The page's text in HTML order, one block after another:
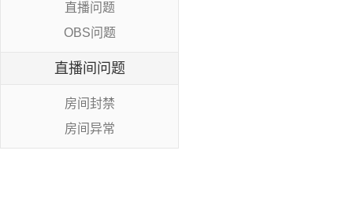
直播问题
OBS问题
直播间问题
房间封禁
房间异常